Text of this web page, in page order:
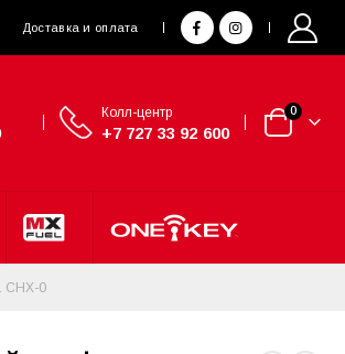
Доставка и оплата
Колл-центр
+7 727 33 92 600
0
0